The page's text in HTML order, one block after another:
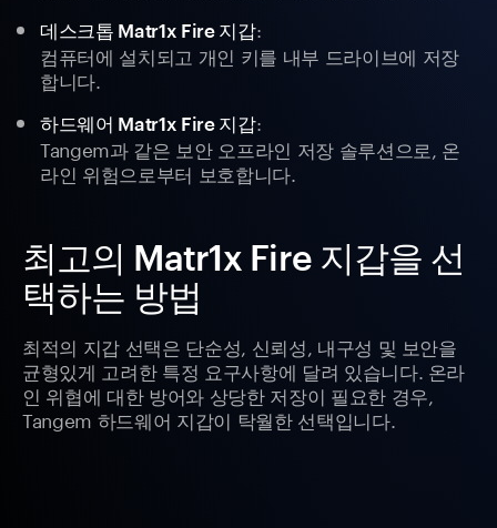
데스크톱 Matr1x Fire 지갑:
컴퓨터에 설치되고 개인 키를 내부 드라이브에 저장
합니다.
하드웨어 Matr1x Fire 지갑:
Tangem과 같은 보안 오프라인 저장 솔루션으로, 온
라인 위험으로부터 보호합니다.
최고의 Matr1x Fire 지갑을 선
택하는 방법
최적의 지갑 선택은 단순성, 신뢰성, 내구성 및 보안을
균형있게 고려한 특정 요구사항에 달려 있습니다. 온라
인 위협에 대한 방어와 상당한 저장이 필요한 경우,
Tangem 하드웨어 지갑이 탁월한 선택입니다.